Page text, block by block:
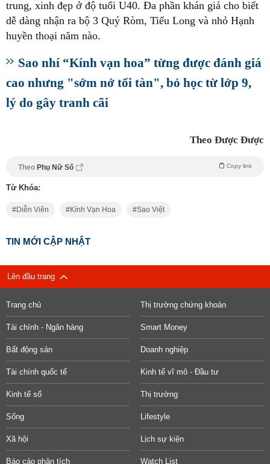
trung, xinh đẹp ở độ tuổi U40. Đa phần khán giả cho biết
dễ dàng nhận ra bộ 3 Quý Ròm, Tiểu Long và nhỏ Hạnh
huyền thoại năm nào.
Sao nhí “Kính vạn hoa” từng được đánh giá
cao nhưng "sớm nở tối tàn", bỏ học từ lớp 9,
lý do gây tranh cãi
Theo Được Được
Theo Phụ Nữ Số Copy link
Từ Khóa:
Diễn Viên Kính Vạn Hoa Sao Việt
TIN MỚI CẬP NHẬT
Lên đầu trang
Trang chủ Thị trường chứng khoán
Tài chính - Ngân hàng Smart Money
Bất động sản Doanh nghiệp
Tài chính quốc tế Kinh tế vĩ mô - Đầu tư
Kinh tế số Thị trường
Sống Lifestyle
Xã hội Lịch sự kiện
Báo cáo phân tích Watch List